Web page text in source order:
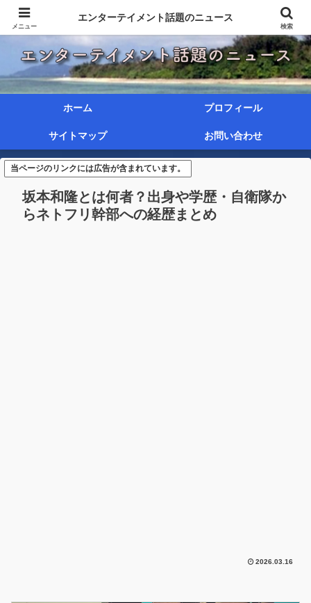
ホーム プロフィール
サイトマップ お問い合わせ
当ページのリンクには広告が含まれています。
坂本和隆とは何者？出身や学歴・自衛隊か
らネトフリ幹部への経歴まとめ
2026.03.16
メニュー
エンターテイメント話題のニュース
検索